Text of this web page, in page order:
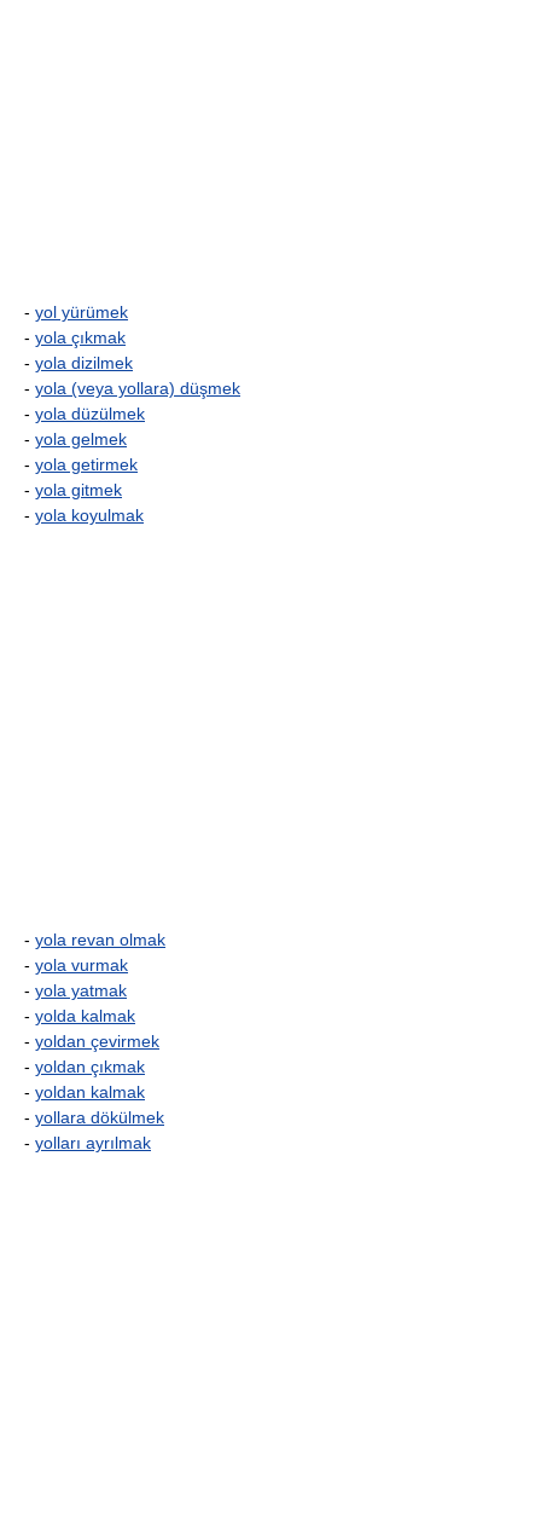
- yol yürümek
- yola çıkmak
- yola dizilmek
- yola (veya yollara) düşmek
- yola düzülmek
- yola gelmek
- yola getirmek
- yola gitmek
- yola koyulmak
- yola revan olmak
- yola vurmak
- yola yatmak
- yolda kalmak
- yoldan çevirmek
- yoldan çıkmak
- yoldan kalmak
- yollara dökülmek
- yolları ayrılmak